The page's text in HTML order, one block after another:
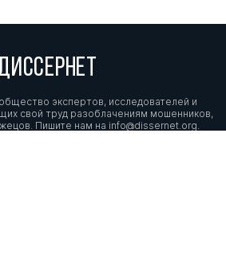
экспертов, исследователей и
свой труд разоблачениям мошенников,
Пишите нам на info@dissernet.org.